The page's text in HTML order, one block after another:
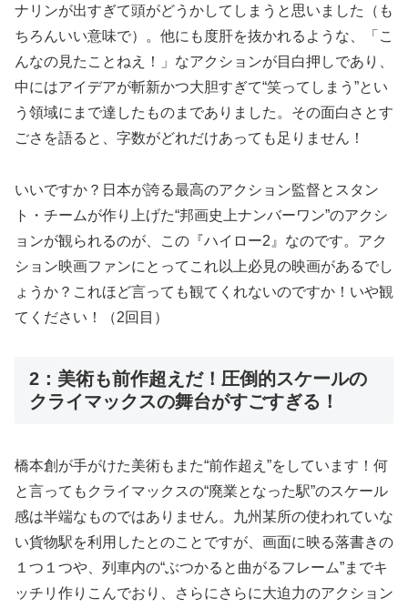
ナリンが出すぎて頭がどうかしてしまうと思いました（も
ちろんいい意味で）。他にも度肝を抜かれるような、「こ
んなの見たことねえ！」なアクションが目白押しであり、
中にはアイデアが斬新かつ大胆すぎて“笑ってしまう”とい
う領域にまで達したものまでありました。その面白さとす
ごさを語ると、字数がどれだけあっても足りません！
いいですか？日本が誇る最高のアクション監督とスタン
ト・チームが作り上げた“邦画史上ナンバーワン”のアクシ
ョンが観られるのが、この『ハイロー2』なのです。アク
ション映画ファンにとってこれ以上必見の映画があるでし
ょうか？これほど言っても観てくれないのですか！いや観
てください！（2回目）
2：美術も前作超えだ！圧倒的スケールの
クライマックスの舞台がすごすぎる！
橋本創が手がけた美術もまた“前作超え”をしています！何
と言ってもクライマックスの“廃業となった駅”のスケール
感は半端なものではありません。九州某所の使われていな
い貨物駅を利用したとのことですが、画面に映る落書きの
１つ１つや、列車内の“ぶつかると曲がるフレーム”までキ
ッチリ作りこんでおり、さらにさらに大迫力のアクション